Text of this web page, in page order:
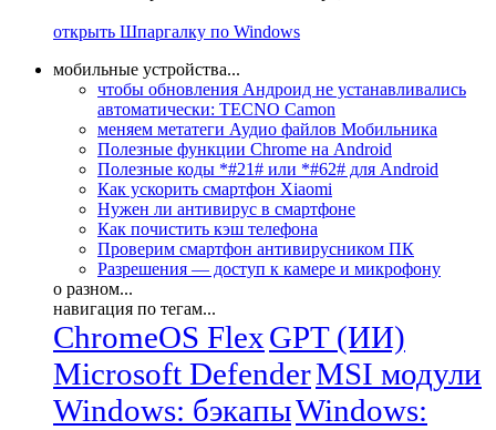
открыть Шпаргалку по Windows
мобильные устройства...
чтобы обновления Андроид не устанавливались
автоматически: TECNO Camon
меняем метатеги Аудио файлов Мобильника
Полезные функции Chrome на Android
Полезные коды *#21# или *#62# для Android
Как ускорить смартфон Xiaomi
Нужен ли антивирус в смартфоне
Как почистить кэш телефона
Проверим смартфон антивирусником ПК
Разрешения — доступ к камере и микрофону
о разном...
навигация по тегам...
ChromeOS FlexGPT (ИИ)
Microsoft DefenderMSI модули
Windows: бэкапыWindows: